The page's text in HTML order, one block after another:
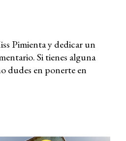
Pimienta y dedicar un
Si tienes alguna
dudes en ponerte en